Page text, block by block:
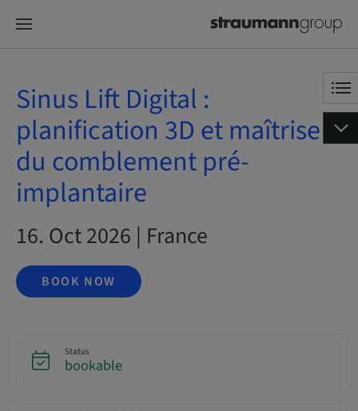
Sinus Lift Digital :
planification 3D et maîtrise
du comblement pré-
implantaire
16. Oct 2026 | France
BOOK NOW
Status
bookable